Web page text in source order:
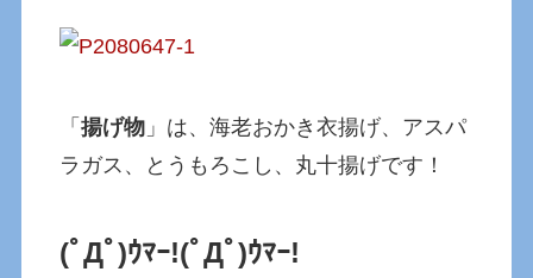
「揚げ物 」は、海老おかき衣揚げ、アスパ
ラガス、とうもろこし、丸十揚げです！
(ﾟДﾟ)ｳﾏｰ!(ﾟДﾟ)ｳﾏｰ!